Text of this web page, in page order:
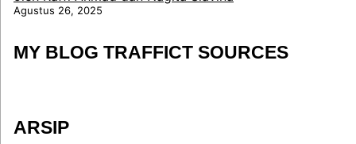
Agustus 26, 2025
MY BLOG TRAFFICT SOURCES
ARSIP